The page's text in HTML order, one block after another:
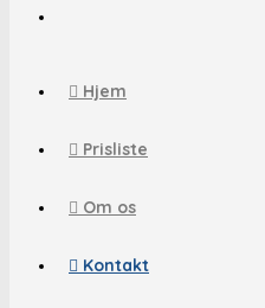
Hjem
Prisliste
Om os
Kontakt